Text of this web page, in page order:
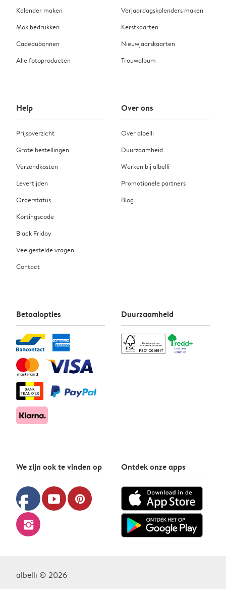
Kalender maken
Mok bedrukken
Cadeaubonnen
Alle fotoproducten
Verjaardagskalenders maken
Kerstkaarten
Nieuwjaarskaarten
Trouwalbum
Help
Prijsoverzicht
Grote bestellingen
Verzendkosten
Levertijden
Orderstatus
Kortingscode
Black Friday
Veelgestelde vragen
Contact
Over ons
Over albelli
Duurzaamheid
Werken bij albelli
Promotionele partners
Blog
Betaalopties Duurzaamheid
We zijn ook te vinden op
facebook youtube pinterest
instagram
Ontdek onze apps
albelli © 2026